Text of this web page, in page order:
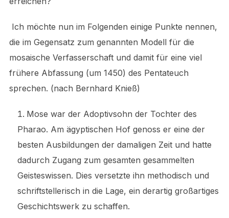
Ich möchte nun im Folgenden einige Punkte nennen,
die im Gegensatz zum genannten Modell für die
mosaische Verfasserschaft und damit für eine viel
frühere Abfassung (um 1450) des Pentateuch
sprechen. (nach Bernhard Knieß)
Mose war der Adoptivsohn der Tochter des
Pharao. Am ägyptischen Hof genoss er eine der
besten Ausbildungen der damaligen Zeit und hatte
dadurch Zugang zum gesamten gesammelten
Geisteswissen. Dies versetzte ihn methodisch und
schriftstellerisch in die Lage, ein derartig großartiges
Geschichtswerk zu schaffen.